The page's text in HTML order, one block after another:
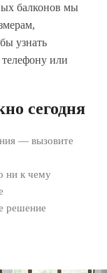
балконов мы
узнать
телефону или
сегодня
— вызовите
ни к чему
решение